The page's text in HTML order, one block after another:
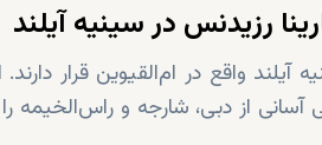
رزیدنس‌ در سینیه آیلند
آیلند واقع در ام‌القیوین قرار
از دبی، شارجه و راس‌الخیمه را